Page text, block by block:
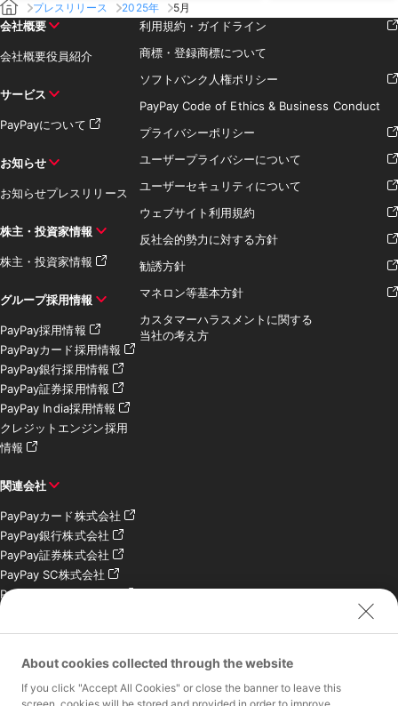
プレスリリース 2025年 5月
会社概要
会社概要役員紹介
サービス
PayPayについて
お知らせ
お知らせプレスリリース
株主・投資家情報
株主・投資家情報
グループ採用情報
PayPay採用情報
PayPayカード採用情報
PayPay銀行採用情報
PayPay証券採用情報
PayPay India採用情報
クレジットエンジン採用
情報
関連会社
PayPayカード株式会社
PayPay銀行株式会社
PayPay証券株式会社
PayPay SC株式会社
PayPay India Pvt. Ltd.
会社
お問い合わせ
加盟店様専用お問い合わ
利用規約・ガイドライン
商標・登録商標について
ソフトバンク人権ポリシー
PayPay Code of Ethics & Business Conduct
プライバシーポリシー
ユーザープライバシーについて
ユーザーセキュリティについて
ウェブサイト利用規約
反社会的勢力に対する方針
勧誘方針
マネロン等基本方針
カスタマーハラスメントに関する
当社の考え方
About cookies collected through the website
If you click "Accept All Cookies" or close the banner to leave this